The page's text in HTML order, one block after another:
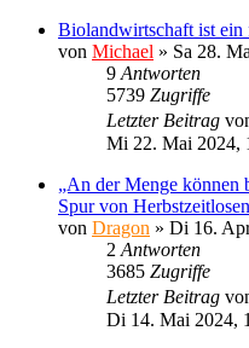
Biolandwirtschaft ist ein
von Michael » Sa 28.
9 Antworten
5739 Zugriffe
Letzter Beitrag
Mi 22. Mai 2024,
„An der Menge können
Spur von
von Dragon » Di 16.
2 Antworten
3685 Zugriffe
Letzter Beitrag
Di 14. Mai 2024,